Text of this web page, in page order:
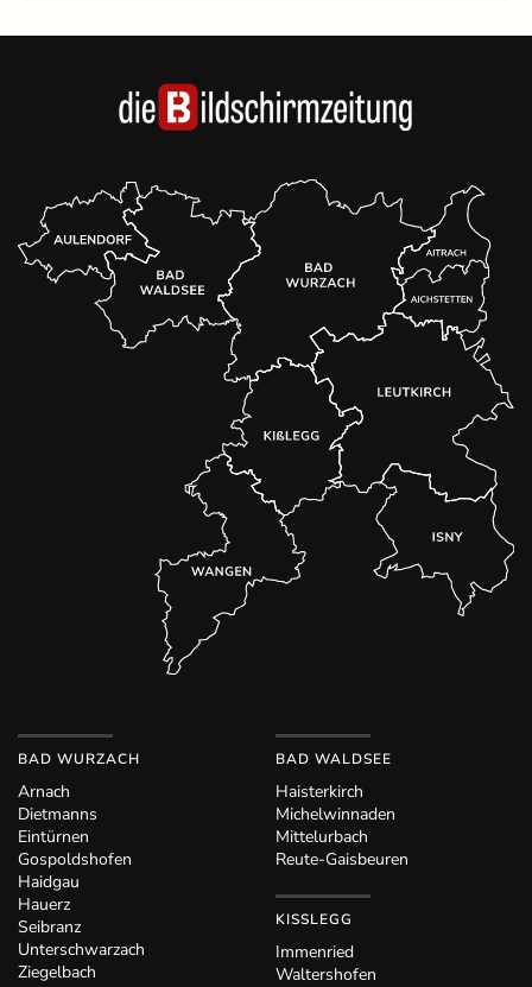
BAD WURZACH
Arnach
Dietmanns
Eintürnen
Gospoldshofen
Haidgau
Hauerz
Seibranz
Unterschwarzach
Ziegelbach
BAD WALDSEE
Haisterkirch
Michelwinnaden
Mittelurbach
Reute-Gaisbeuren
KISSLEGG
Immenried
Waltershofen